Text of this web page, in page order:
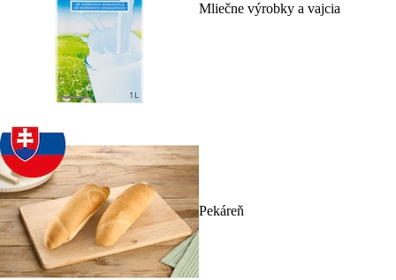
Mliečne výrobky a vajcia
Pekáreň